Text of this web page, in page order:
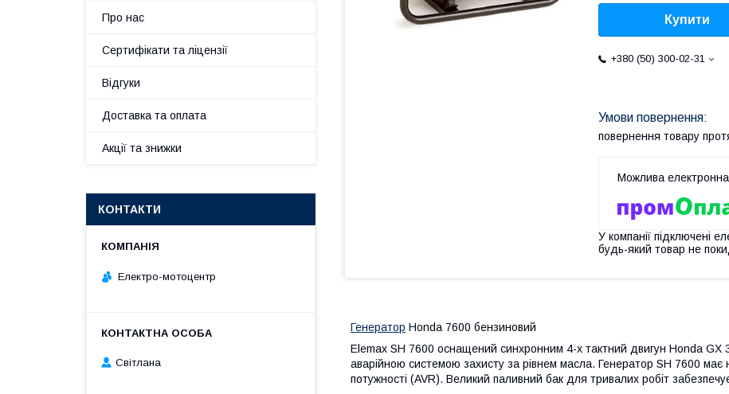
Купити
+380 (50) 300-02-31
повернення товару
У компанії підключені
будь-який товар не
Генератор Honda 7600 бензиновий
Elemax SH 7600 оснащений синхронним 4-х тактний двигун Honda GX
аварійною системою захисту за рівнем масла. Генератор SH 7600 має
потужності (AVR). Великий паливний бак для тривалих робіт
Про нас
Сертифікати та ліцензії
Відгуки
Доставка та оплата
Акції та знижки
КОНТАКТИ
Електро-мотоцентр
Світлана